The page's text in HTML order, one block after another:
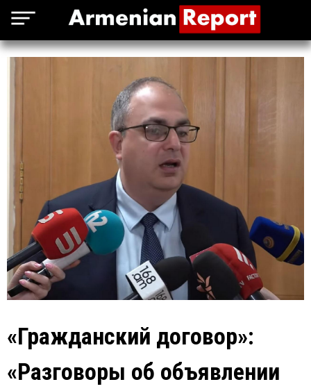
«Гражданский договор»:
«Разговоры об объявлении